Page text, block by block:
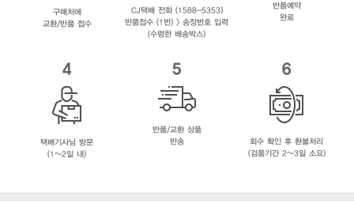
구매처에
교환/반품 접수
CJ택배 전화 (1588-5353)
반품접수 (1번) > 송장번호 입력
(수령한 배송박스)
반품예약
완료
4
택배기사님 방문
(1~2일 내)
5
반품/교환 상품
반송
6
회수 확인 후 환불처리
(검품기간 2~3일 소요)